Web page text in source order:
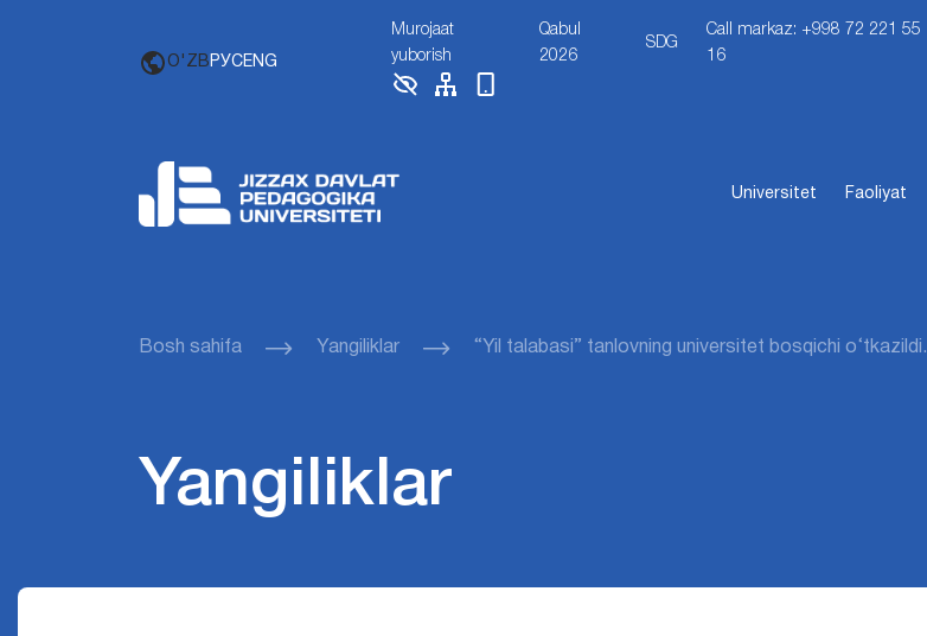
O'ZB РУСENG
Murojaat
yuborish
Qabul
2026
SDG
Call markaz: +998 72 221 55
16
Universitet Faoliyat
Bosh sahifa Yangiliklar “Yil talabasi” tanlovning universitet bosqichi o‘tkazildi.
Yangiliklar